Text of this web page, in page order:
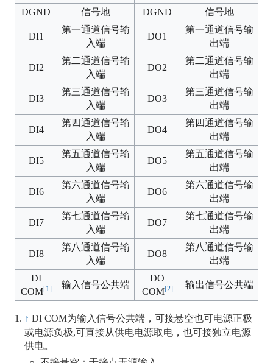
DGND
信号地 DGND 信号地
DI1
第一通道信号输
入端
DO1
第一通道信号输
出端
DI2
第二通道信号输
入端
DO2
第二通道信号输
出端
DI3
第三通道信号输
入端
DO3
第三通道信号输
出端
DI4
第四通道信号输
入端
DO4
第四通道信号输
出端
DI5
第五通道信号输
入端
DO5
第五通道信号输
出端
DI6
第六通道信号输
入端
DO6
第六通道信号输
出端
DI7
第七通道信号输
入端
DO7
第七通道信号输
出端
DI8
第八通道信号输
入端
DO8
第八通道信号输
出端
DI
COM[1] 输入信号公共端
DO
COM[2] 输出信号公共端
↑ DI COM为输入信号公共端，可接悬空也可电源正极
或电源负极,可直接从供电电源取电，也可接独立电源
供电。